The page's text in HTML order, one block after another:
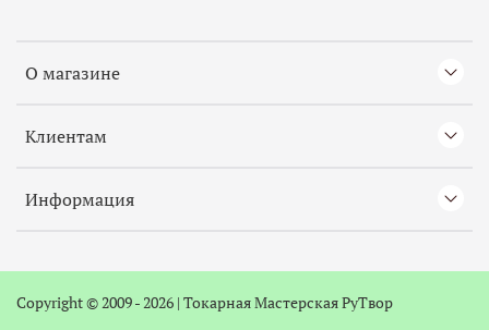
О магазине
Клиентам
Информация
Copyright © 2009 - 2026 | ТокарнаяМастерская РуТвор